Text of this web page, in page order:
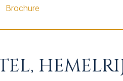
Brochure